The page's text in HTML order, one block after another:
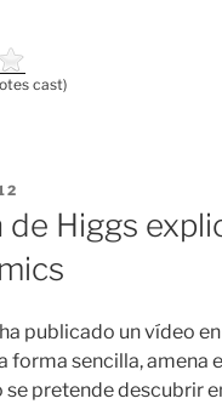
cast)
de Higgs
ha publicado un vídeo
forma sencilla, amena
se pretende descubrir